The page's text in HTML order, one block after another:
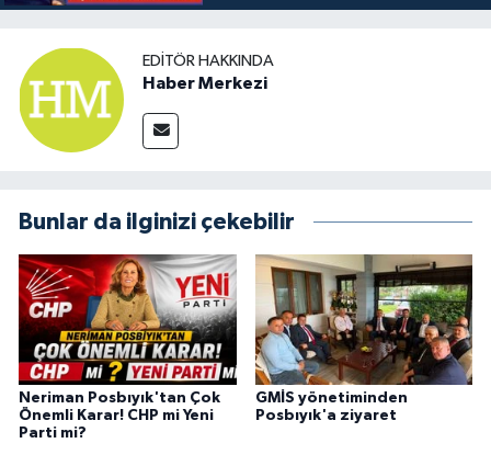
EDITÖR HAKKINDA
Haber Merkezi
Bunlar da ilginizi çekebilir
Neriman Posbıyık'tan Çok
Önemli Karar! CHP mi Yeni
Parti mi?
GMİS yönetiminden
Posbıyık'a ziyaret